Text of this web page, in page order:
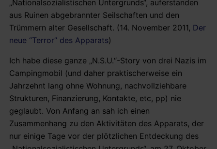
„Nationalsozialistischen Untergrunds“, auferstanden
aus Ruinen abgebrannter Seilschaften und den
Trümmern alter Gesellschaft. (14. November 2011, Der
neue “Terror” des Apparats)
Ich habe diese ganze „N.S.U.“-Story von drei Nazis im
Campingmobil (und daher praktischerweise ein
Jahrzehnt lang ohne Wohnung, nachvollziehbare
Strukturen, Finanzierung, Kontakte, etc, pp) nie
geglaubt. Von Anfang an sah ich einen
Zusammenhang zu den Aktivitäten des Apparats, der
nur einige Tage vor der plötzlichen Entdeckung des